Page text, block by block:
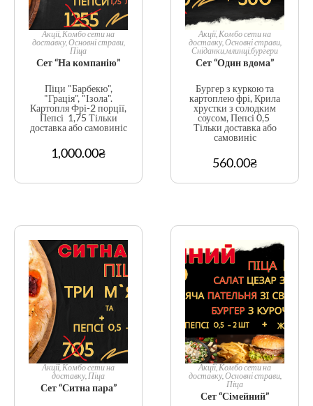
Акції,Комбо сети на
доставку, Основні страви,
Піца
Сет “На компанію”
Піци "Барбекю",
"Грація", "Ізола".
Картопля Фрі-2 порції,
Пепсі 1,75 Тільки
доставка або самовиніс
1,000.00₴
Акції, Комбо сети на
доставку, Основні страви,
Сніданки,млинці,бургери
Сет “Один вдома”
Бургер з куркою та
картоплею фрі, Крила
хрустки з солодким
соусом, Пепсі 0,5
Тільки доставка або
самовиніс
560.00₴
Акції, Комбо сети на
доставку, Піца
Сет “Ситна пара”
Акції, Комбо сети на
доставку, Основні страви,
Піца
Сет “Сімейний”